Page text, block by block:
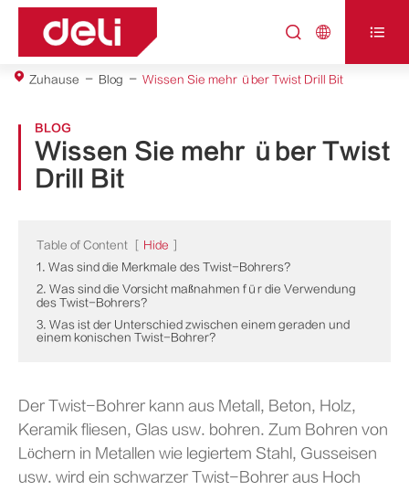
  
Zuhause Blog Wissen Sie mehr über Twist Drill Bit
BLOG
Wissen Sie mehr über Twist
Drill Bit
Table of Content Hide
1. Was sind die Merkmale des Twist-Bohrers?
2. Was sind die Vorsicht maßnahmen für die Verwendung
des Twist-Bohrers?
3. Was ist der Unterschied zwischen einem geraden und
einem konischen Twist-Bohrer?
Der Twist-Bohrer kann aus Metall, Beton, Holz,
Keramik fliesen, Glas usw. bohren. Zum Bohren von
Löchern in Metallen wie legiertem Stahl, Gusseisen
usw. wird ein schwarzer Twist-Bohrer aus Hoch